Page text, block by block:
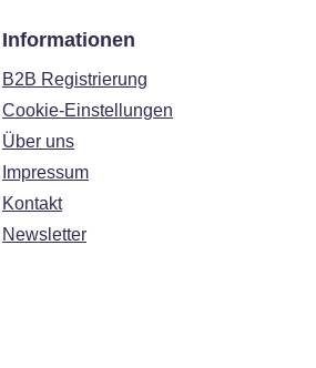
Informationen
B2B Registrierung
Cookie-Einstellungen
Über uns
Impressum
Kontakt
Newsletter